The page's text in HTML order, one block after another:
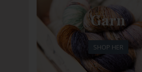
Garn
SHOP HER